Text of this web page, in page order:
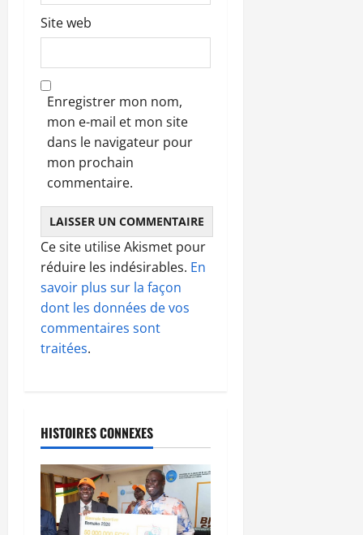
Site web
Enregistrer mon nom,
mon e-mail et mon site
dans le navigateur pour
mon prochain
commentaire.
Ce site utilise Akismet pour
réduire les indésirables. En
savoir plus sur la façon
dont les données de vos
commentaires sont
traitées.
HISTOIRES CONNEXES